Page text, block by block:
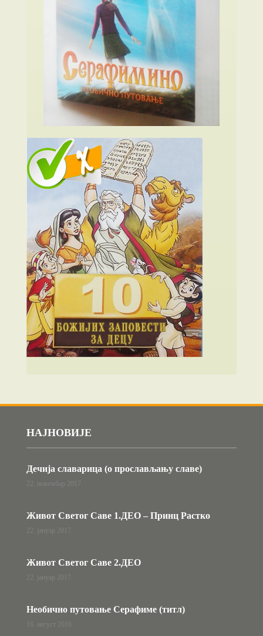
НАЈНОВИЈЕ
Дечија славарица (о прослављању славе)
22. новембар 2017.
Живот Светог Саве 1.ДЕО – Принц Растко
22. јануар 2017.
Живот Светог Саве 2.ДЕО
22. јануар 2017.
Необично путовање Серафиме (титл)
16. август 2016.